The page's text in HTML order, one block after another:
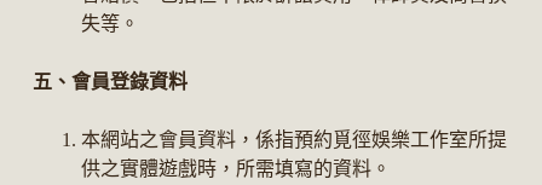
失等。
五、會員登錄資料
本網站之會員資料，係指預約覓徑娛樂工作室所提
供之實體遊戲時，所需填寫的資料。